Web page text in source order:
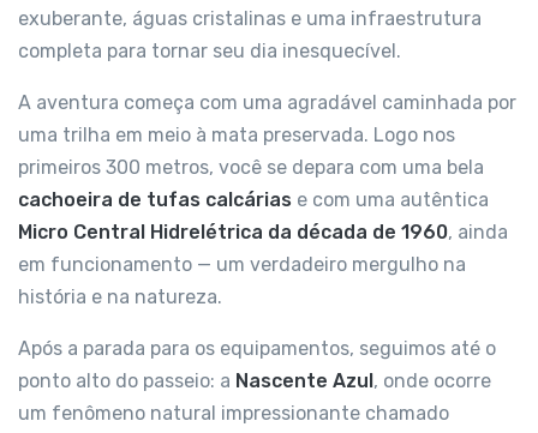
exuberante, águas cristalinas e uma infraestrutura
completa para tornar seu dia inesquecível.
A aventura começa com uma agradável caminhada por
uma trilha em meio à mata preservada. Logo nos
primeiros 300 metros, você se depara com uma bela
cachoeira de tufas calcárias e com uma autêntica
Micro Central Hidrelétrica da década de 1960, ainda
em funcionamento — um verdadeiro mergulho na
história e na natureza.
Após a parada para os equipamentos, seguimos até o
ponto alto do passeio: a Nascente Azul , onde ocorre
um fenômeno natural impressionante chamado